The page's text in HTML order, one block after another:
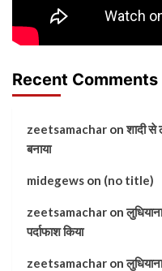
Recent Comments
zeetsamachar onशादी से
बनाया
midegews on (no title)
zeetsamachar on
पर्दाफाश किया
zeetsamachar on